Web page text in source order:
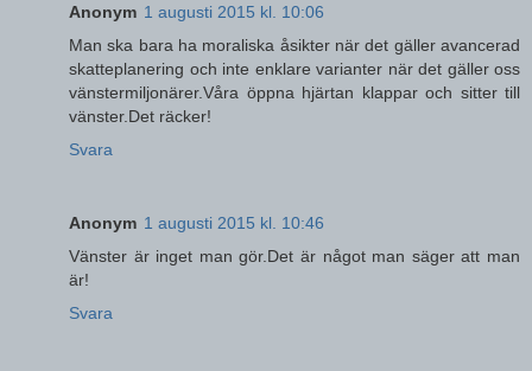
Anonym 1 augusti 2015 kl. 10:06
Man ska bara ha moraliska åsikter när det gäller avancerad
skatteplanering och inte enklare varianter när det gäller oss
vänstermiljonärer.Våra öppna hjärtan klappar och sitter till
vänster.Det räcker!
Svara
Anonym 1 augusti 2015 kl. 10:46
Vänster är inget man gör.Det är något man säger att man
är!
Svara